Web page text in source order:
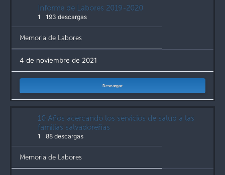
Informe de Labores 2019-2020
1 193 descargas
Memoria de Labores
4 de noviembre de 2021
Descargar
10 Años acercando los servicios de salud a las
familias salvadoreñas
1 88 descargas
Memoria de Labores